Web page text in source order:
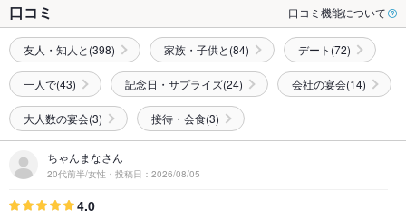
口コミ 口コミ機能について
友人・知人と(398) 家族・子供と(84) デート(72)
一人で(43) 記念日・サプライズ(24) 会社の宴会(14)
大人数の宴会(3) 接待・会食(3)
ちゃんまなさん
20代前半/女性・投稿日：2026/08/05
4.0